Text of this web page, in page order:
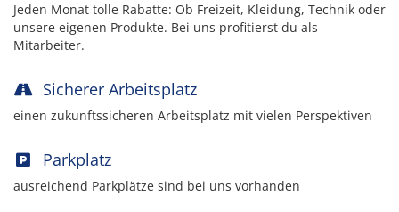
Jeden Monat tolle Rabatte: Ob Freizeit, Kleidung, Technik oder
unsere eigenen Produkte. Bei uns profitierst du als
Mitarbeiter.
Sicherer Arbeitsplatz
einen zukunftssicheren Arbeitsplatz mit vielen Perspektiven
Parkplatz
ausreichend Parkplätze sind bei uns vorhanden